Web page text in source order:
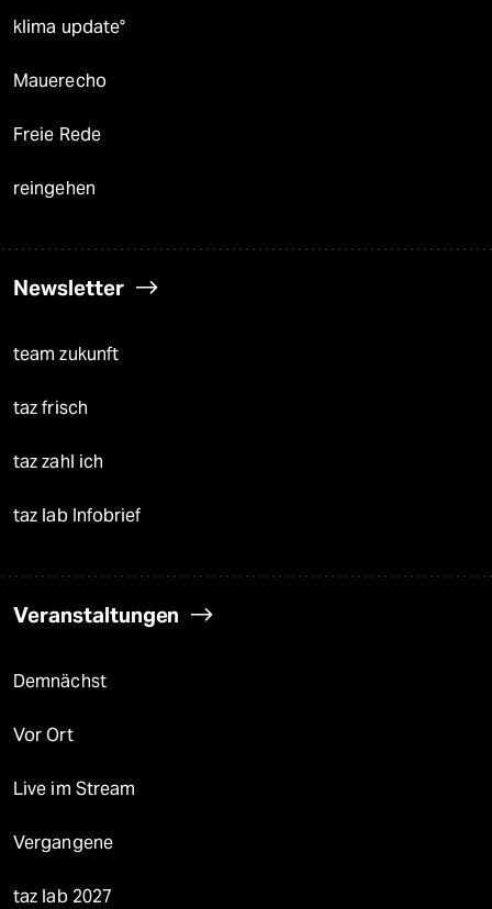
klima update°
Mauerecho
Freie Rede
reingehen
Newsletter
team zukunft
taz frisch
taz zahl ich
taz lab Infobrief
Veranstaltungen
Demnächst
Vor Ort
Live im Stream
Vergangene
taz lab 2027